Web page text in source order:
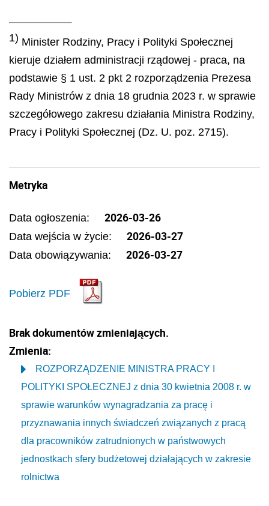
1) Minister Rodziny, Pracy i Polityki Społecznej
kieruje działem administracji rządowej - praca, na
podstawie § 1 ust. 2 pkt 2 rozporządzenia Prezesa
Rady Ministrów z dnia 18 grudnia 2023 r. w sprawie
szczegółowego zakresu działania Ministra Rodziny,
Pracy i Polityki Społecznej (Dz. U. poz. 2715).
Metryka
Data ogłoszenia: 2026-03-26
Data wejścia w życie: 2026-03-27
Data obowiązywania: 2026-03-27
Pobierz PDF
Brak dokumentów zmieniających.
Zmienia:
ROZPORZĄDZENIE MINISTRA PRACY I
POLITYKI SPOŁECZNEJ z dnia 30 kwietnia 2008 r. w
sprawie warunków wynagradzania za pracę i
przyznawania innych świadczeń związanych z pracą
dla pracowników zatrudnionych w państwowych
jednostkach sfery budżetowej działających w zakresie
rolnictwa